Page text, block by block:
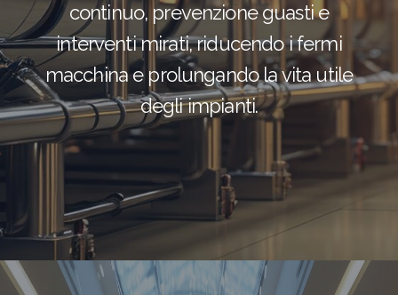
continuo, prevenzione guasti e
interventi mirati, riducendo i fermi
macchina e prolungando la vita utile
degli impianti.